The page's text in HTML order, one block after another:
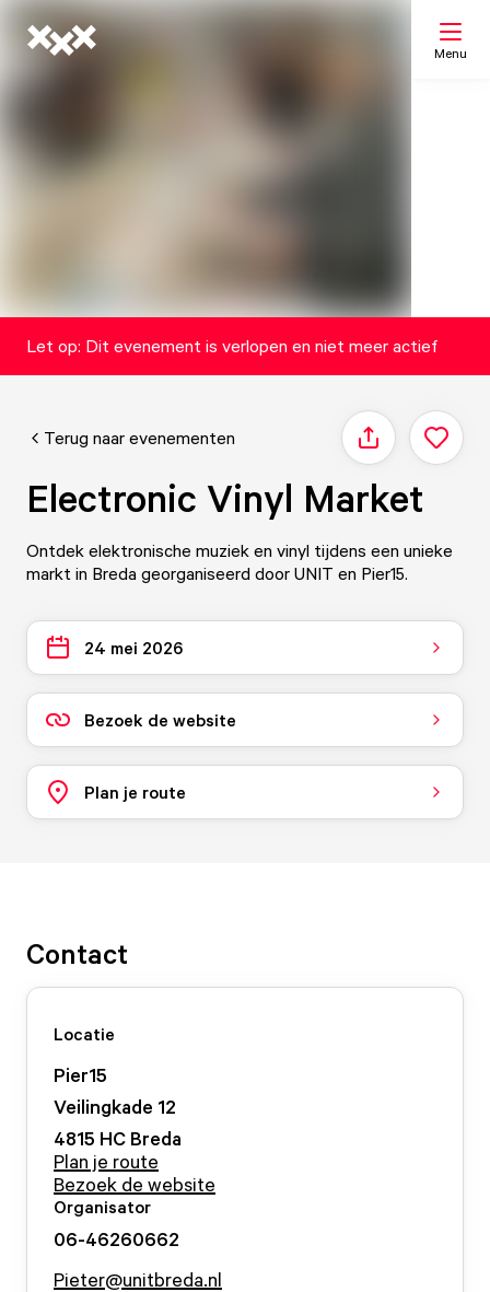
Menu
Let op: Dit evenement is verlopen en niet meer actief
Terug naar evenementen Delen
Electronic Vinyl Market
Ontdek elektronische muziek en vinyl tijdens een unieke
markt in Breda georganiseerd door UNIT en Pier15.
24 mei 2026
Bezoek de website
Plan je route
Contact
Locatie
Pier15
Veilingkade 12
4815 HC Breda
Plan je route
Bezoek de website
Organisator
06-46260662
Pieter@unitbreda.nl